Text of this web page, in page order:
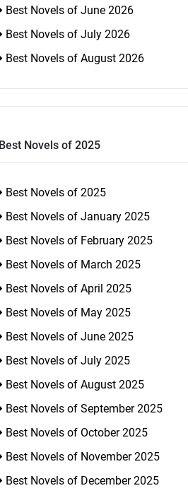
Best Novels of June 2026
Best Novels of July 2026
Best Novels of August 2026
Best Novels of 2025
Best Novels of 2025
Best Novels of January 2025
Best Novels of February 2025
Best Novels of March 2025
Best Novels of April 2025
Best Novels of May 2025
Best Novels of June 2025
Best Novels of July 2025
Best Novels of August 2025
Best Novels of September 2025
Best Novels of October 2025
Best Novels of November 2025
Best Novels of December 2025